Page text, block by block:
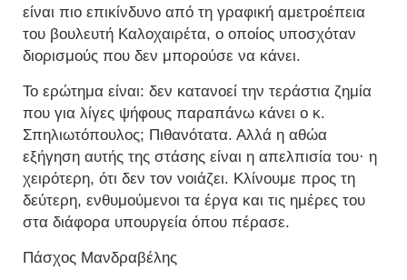
είναι πιο επικίνδυνο από τη γραφική αμετροέπεια
του βουλευτή Καλοχαιρέτα, ο οποίος υποσχόταν
διορισμούς που δεν μπορούσε να κάνει.
Το ερώτημα είναι: δεν κατανοεί την τεράστια ζημία
που για λίγες ψήφους παραπάνω κάνει ο κ.
Σπηλιωτόπουλος; Πιθανότατα. Αλλά η αθώα
εξήγηση αυτής της στάσης είναι η απελπισία του· η
χειρότερη, ότι δεν τον νοιάζει. Κλίνουμε προς τη
δεύτερη, ενθυμούμενοι τα έργα και τις ημέρες του
στα διάφορα υπουργεία όπου πέρασε.
Πάσχος Μανδραβέλης